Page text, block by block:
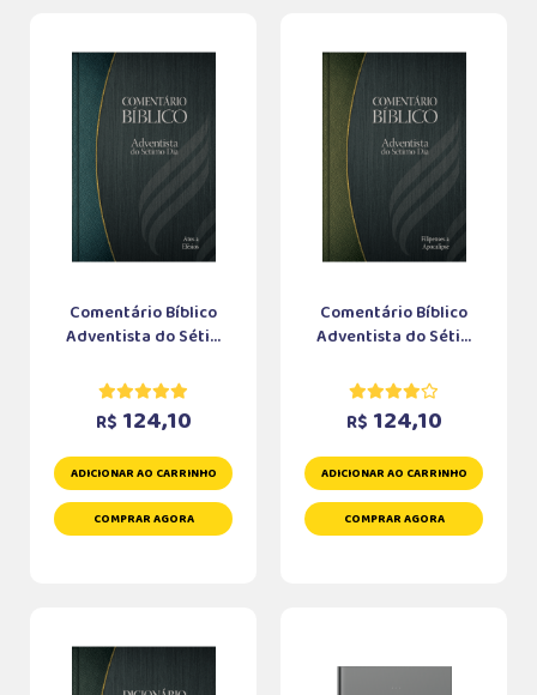
Comentário Bíblico
Adventista do Séti...
R$ 124,10
ADICIONAR AO CARRINHO
COMPRAR AGORA
Comentário Bíblico
Adventista do Séti...
R$ 124,10
ADICIONAR AO CARRINHO
COMPRAR AGORA